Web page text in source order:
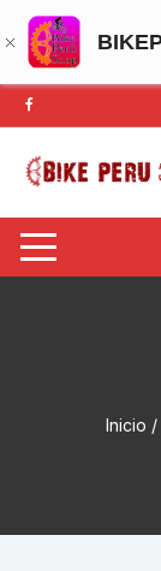
Saltar
al
contenido
Inicio /